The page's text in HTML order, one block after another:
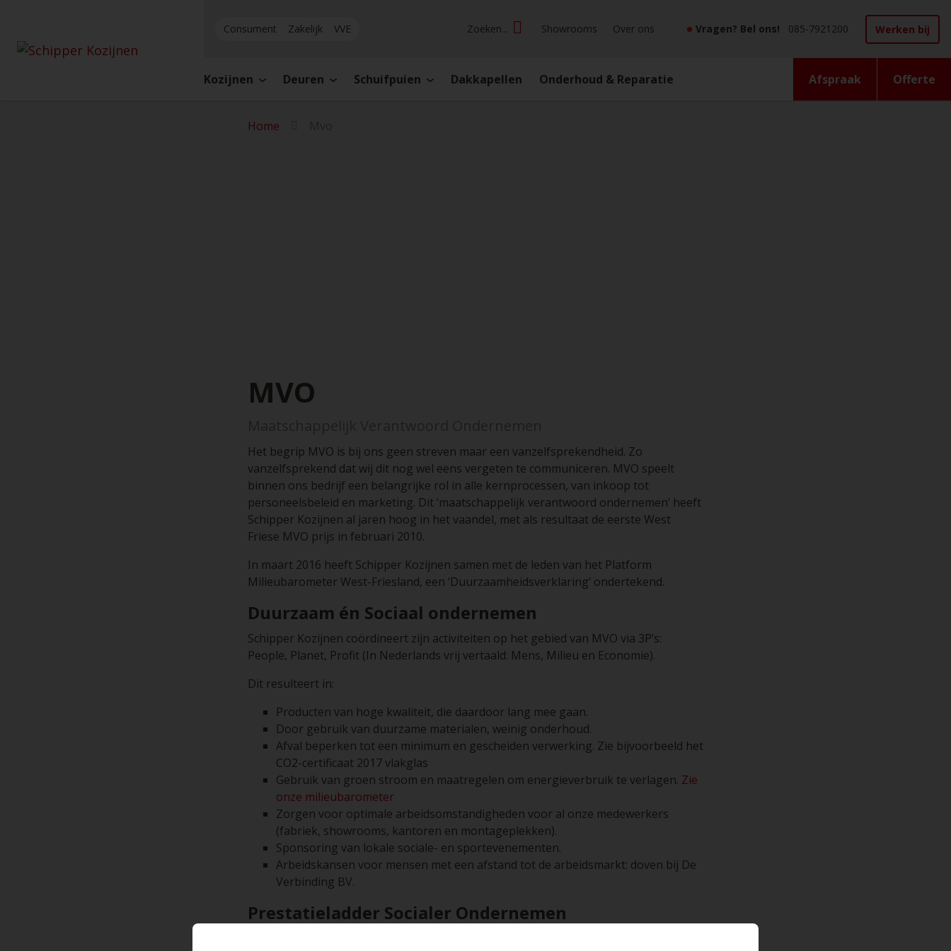
Kozijnen Deuren Schuifpuien Dakkapellen Onderhoud & Reparatie Afspraak Offerte
Consument Zakelijk VVE Zoeken... Showrooms Over ons • Vragen? Bel ons! 085-7921200 Werken bij
Home
MVO
Het begrip MVO is bij ons geen streven maar een vanzelfsprekendheid. Zo
vanzelfsprekend dat wij dit nog wel eens vergeten te communiceren. MVO speelt
binnen ons bedrijf een belangrijke rol in alle kernprocessen, van inkoop tot
personeelsbeleid en marketing. Dit ‘maatschappelijk verantwoord ondernemen’ heeft
Schipper Kozijnen al jaren hoog in het vaandel, met als resultaat de eerste West
Friese MVO prijs in februari 2010.
In maart 2016 heeft Schipper Kozijnen samen met de leden van het Platform
Milieubarometer West-Friesland, een ‘Duurzaamheidsverklaring‘ ondertekend.
Duurzaam én Sociaal ondernemen
Schipper Kozijnen coördineert zijn activiteiten op het gebied van MVO via 3P’s:
People, Planet, Profit (In Nederlands vrij vertaald: Mens, Milieu en Economie).
Dit resulteert in:
Producten van hoge kwaliteit, die daardoor lang mee gaan.
Door gebruik van duurzame materialen, weinig onderhoud.
Afval beperken tot een minimum en gescheiden verwerking. Zie bijvoorbeeld het
CO2-certificaat 2017 vlakglas
Gebruik van groen stroom en maatregelen om energieverbruik te verlagen. Zie
onze milieubarometer
Zorgen voor optimale arbeidsomstandigheden voor al onze medewerkers
(fabriek, showrooms, kantoren en montageplekken).
Sponsoring van lokale sociale- en sportevenementen.
Arbeidskansen voor mensen met een afstand tot de arbeidsmarkt: doven bij De
Verbinding BV.
Prestatieladder Socialer Ondernemen